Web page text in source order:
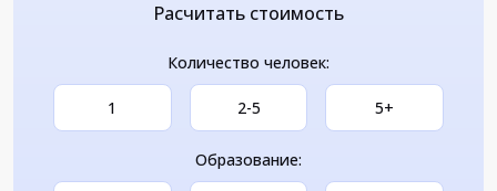
Расчитать стоимость
Количество человек:
1 2-5 5+
Образование: